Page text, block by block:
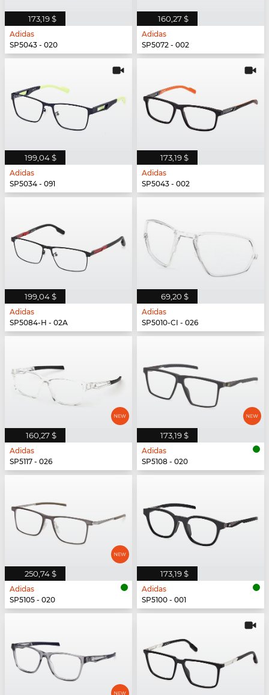
173,19 $
Adidas
SP5043 - 020
160,27 $
Adidas
SP5072 - 002
199,04 $
Adidas
SP5034 - 091
173,19 $
Adidas
SP5043 - 002
199,04 $
Adidas
SP5084-H - 02A
69,20 $
Adidas
SP5010-CI - 026
160,27 $
Adidas
SP5117 - 026
173,19 $
Adidas
SP5108 - 020
250,74 $
Adidas
SP5105 - 020
173,19 $
Adidas
SP5100 - 001